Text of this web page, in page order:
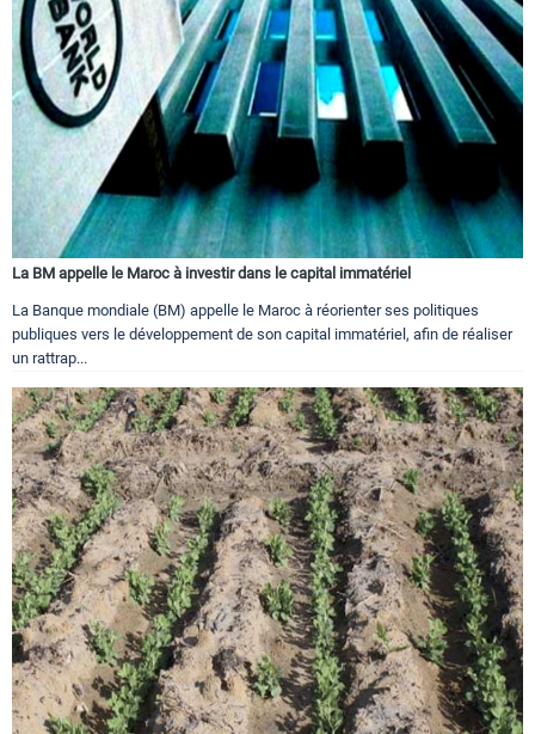
La BM appelle le Maroc à investir dans le capital immatériel
La Banque mondiale (BM) appelle le Maroc à réorienter ses politiques
publiques vers le développement de son capital immatériel, afin de réaliser
un rattrap...